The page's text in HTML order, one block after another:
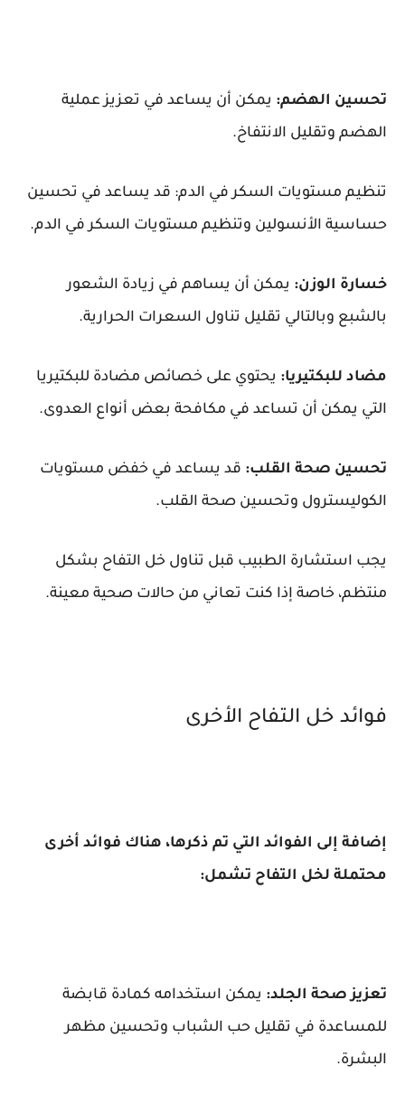
تحسين الهضم: يمكن أن يساعد في تعزيز عملية
الهضم وتقليل الانتفاخ.
تنظيم مستويات السكر في الدم: قد يساعد في تحسين
حساسية الأنسولين وتنظيم مستويات السكر في الدم.
خسارة الوزن: يمكن أن يساهم في زيادة الشعور
بالشبع وبالتالي تقليل تناول السعرات الحرارية.
مضاد للبكتيريا: يحتوي على خصائص مضادة للبكتيريا
التي يمكن أن تساعد في مكافحة بعض أنواع العدوى.
تحسين صحة القلب: قد يساعد في خفض مستويات
الكوليسترول وتحسين صحة القلب.
يجب استشارة الطبيب قبل تناول خل التفاح بشكل
منتظم، خاصة إذا كنت تعاني من حالات صحية معينة.
فوائد خل التفاح الأخرى
إضافة إلى الفوائد التي تم ذكرها، هناك فوائد أخرى
محتملة لخل التفاح تشمل:
تعزيز صحة الجلد: يمكن استخدامه كمادة قابضة
للمساعدة في تقليل حب الشباب وتحسين مظهر
البشرة.